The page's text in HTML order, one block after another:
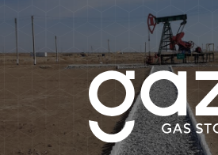
агрегатов единичной
производства компании
мирового лидера в
продуктов, решений,
для добычи,
транспортировки нефти
производства энергии и